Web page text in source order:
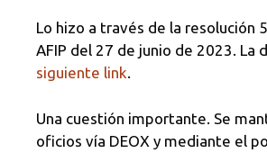
Lo hizo a través de la resolución
AFIP del 27 de junio de 2023. La
siguiente link.
Una cuestión importante. Se
oficios vía DEOX y mediante el